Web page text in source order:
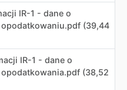
IR-1 - dane o
.pdf (39,44
IR-1 - dane o
.pdf (38,52